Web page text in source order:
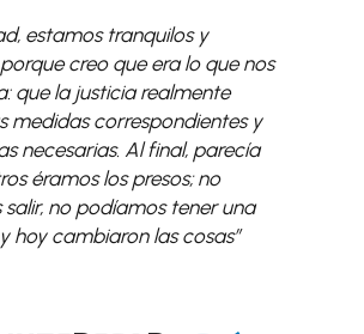
estamos tranquilos y
creo que era lo que nos
que la justicia realmente
medidas correspondientes y
necesarias. Al final, parecía
éramos los presos; no
no podíamos tener una
hoy cambiaron las cosas”